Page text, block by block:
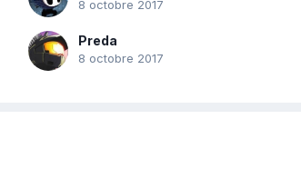
8 octobre 2017
Preda
8 octobre 2017